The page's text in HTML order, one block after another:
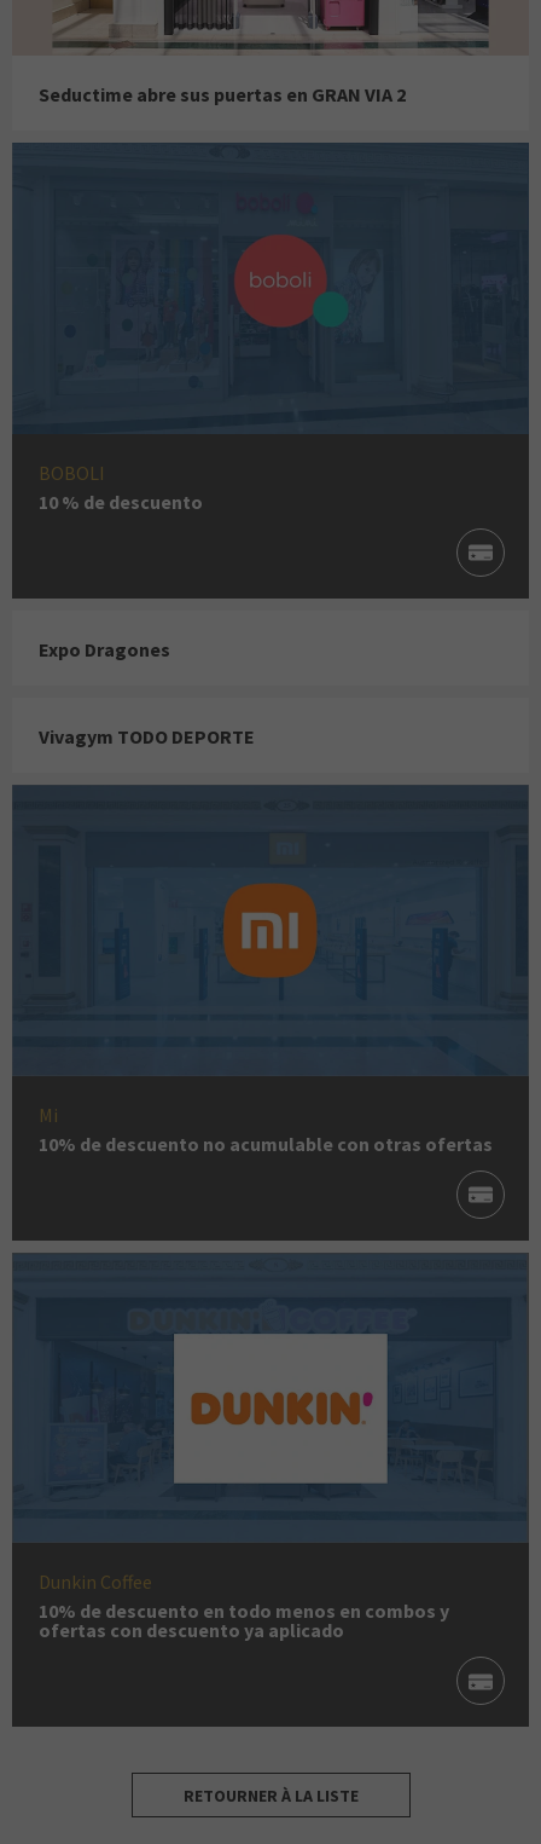
Seductime abre sus puertas en GRAN VIA 2
BOBOLI
10 % de descuento
Expo Dragones
Vivagym TODO DEPORTE
Mi
10% de descuento no acumulable con otras ofertas
Dunkin Coffee
10% de descuento en todo menos en combos y
ofertas con descuento ya aplicado
RETOURNER À LA LISTE